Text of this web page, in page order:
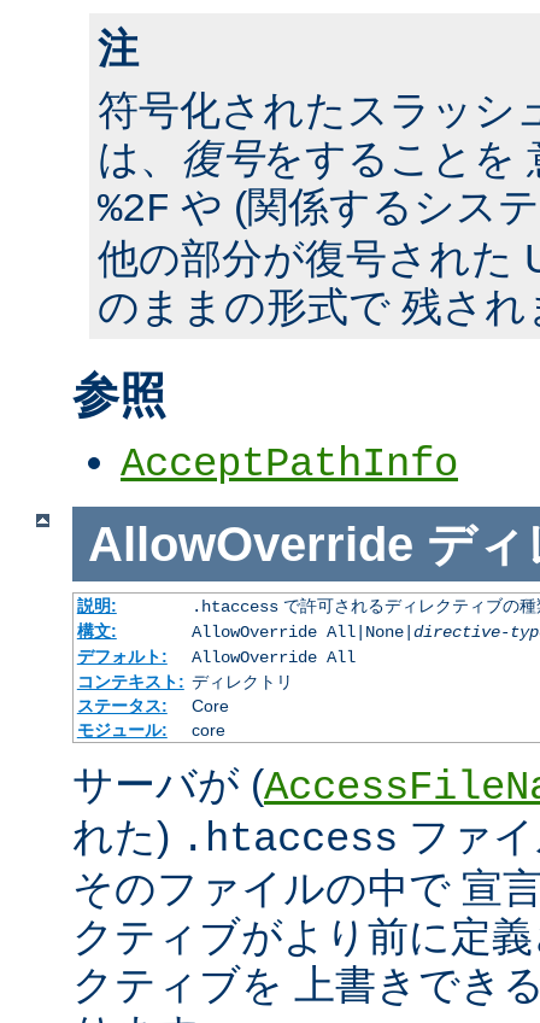
注
符号化されたスラッシ
は、 復号をすることを
%2F や (関係するシス
他の部分が復号された
のままの形式で 残され
参照
AcceptPathInfo
AllowOverride ディ
説明: .htaccessで許可されるディレクティブの種
構文:
AllowOverride All|None| directive-
デフォルト:
AllowOverride All
コンテキスト: ディレクトリ
ステータス:
Core
モジュール:
core
サーバが (
れた) .htaccess ファ
そのファイルの中で 宣
クティブがより前に定
クティブを 上書きでき